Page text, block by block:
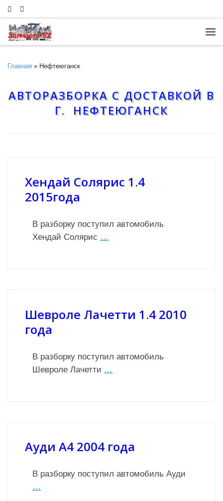
Skip to content
Главная » Нефтеюганск
АВТОРАЗБОРКА С ДОСТАВКОЙ В
Г. НЕФТЕЮГАНСК
Хендай Солярис 1.4
2015года
В разборку поступил автомобиль
Хендай Солярис …
Шевроле Лачетти 1.4 2010
года
В разборку поступил автомобиль
Шевроле Лачетти …
Ауди А4 2004 года
В разборку поступил автомобиль Ауди
…